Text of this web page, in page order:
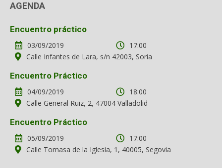
AGENDA
Encuentro práctico
03/09/2019
17:00
Calle Infantes de Lara, s/n 42003, Soria
Encuentro Práctico
04/09/2019
18:00
Calle General Ruiz, 2, 47004 Valladolid
Encuentro Práctico
05/09/2019
17:00
Calle Tomasa de la Iglesia, 1, 40005, Segovia